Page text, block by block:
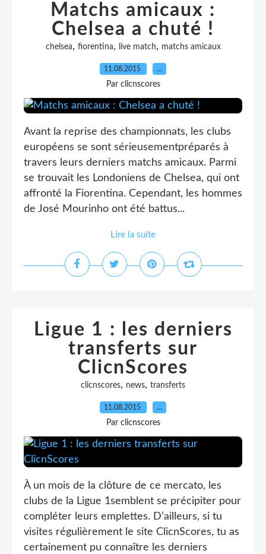
Matchs amicaux :
Chelsea a chuté !
chelsea, fiorentina, live match, matchs amicaux
11.08.2015 …
Par clicnscores
Avant la reprise des championnats, les clubs
européens se sont sérieusementpréparés à
travers leurs derniers matchs amicaux. Parmi
se trouvait les Londoniens de Chelsea, qui ont
affronté la Fiorentina. Cependant, les hommes
de José Mourinho ont été battus...
Lire la suite
Ligue 1 : les derniers
transferts sur
ClicnScores
clicnscores, news, transferts
11.08.2015 …
Par clicnscores
À un mois de la clôture de ce mercato, les
clubs de la Ligue 1semblent se précipiter pour
compléter leurs emplettes. D’ailleurs, si tu
visites régulièrement le site ClicnScores, tu as
certainement pu connaître les derniers